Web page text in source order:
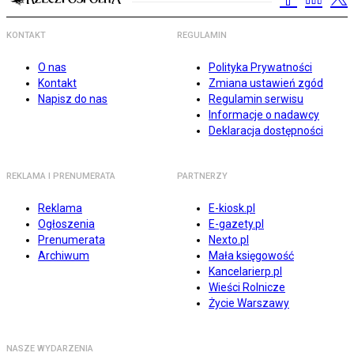
KONTAKT
O nas
Kontakt
Napisz do nas
REGULAMIN
Polityka Prywatności
Zmiana ustawień zgód
Regulamin serwisu
Informacje o nadawcy
Deklaracja dostępności
REKLAMA I PRENUMERATA
Reklama
Ogłoszenia
Prenumerata
Archiwum
PARTNERZY
E-kiosk.pl
E-gazety.pl
Nexto.pl
Mała księgowość
Kancelarierp.pl
Wieści Rolnicze
Życie Warszawy
NASZE WYDARZENIA